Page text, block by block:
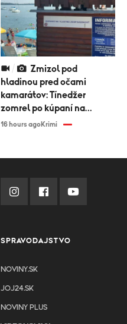
hladinou pred očami
kamarátov: Tínedžer
zomrel po kúpaní na
Zemplínskej šírave
16 hours agoKrimi
SPRAVODAJSTVO
NOVINY.SK
JOJ24.SK
NOVINY PLUS